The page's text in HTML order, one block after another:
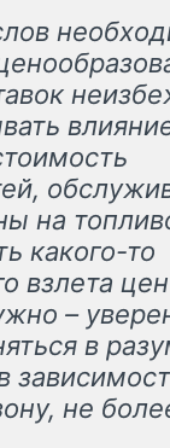
на
какого-то
взлета
–
в
не